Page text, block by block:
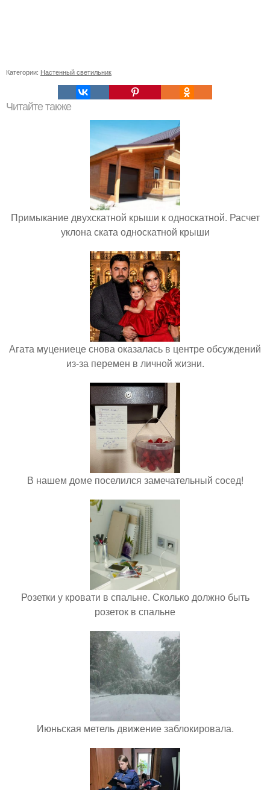
Категории: Настенный светильник
Читайте также
Примыкание двухскатной крыши к односкатной. Расчет
уклона ската односкатной крыши
Агата муцениеце снова оказалась в центре обсуждений
из-за перемен в личной жизни.
В нашем доме поселился замечательный сосед!
Розетки у кровати в спальне. Сколько должно быть
розеток в спальне
Июньская метель движение заблокировала.